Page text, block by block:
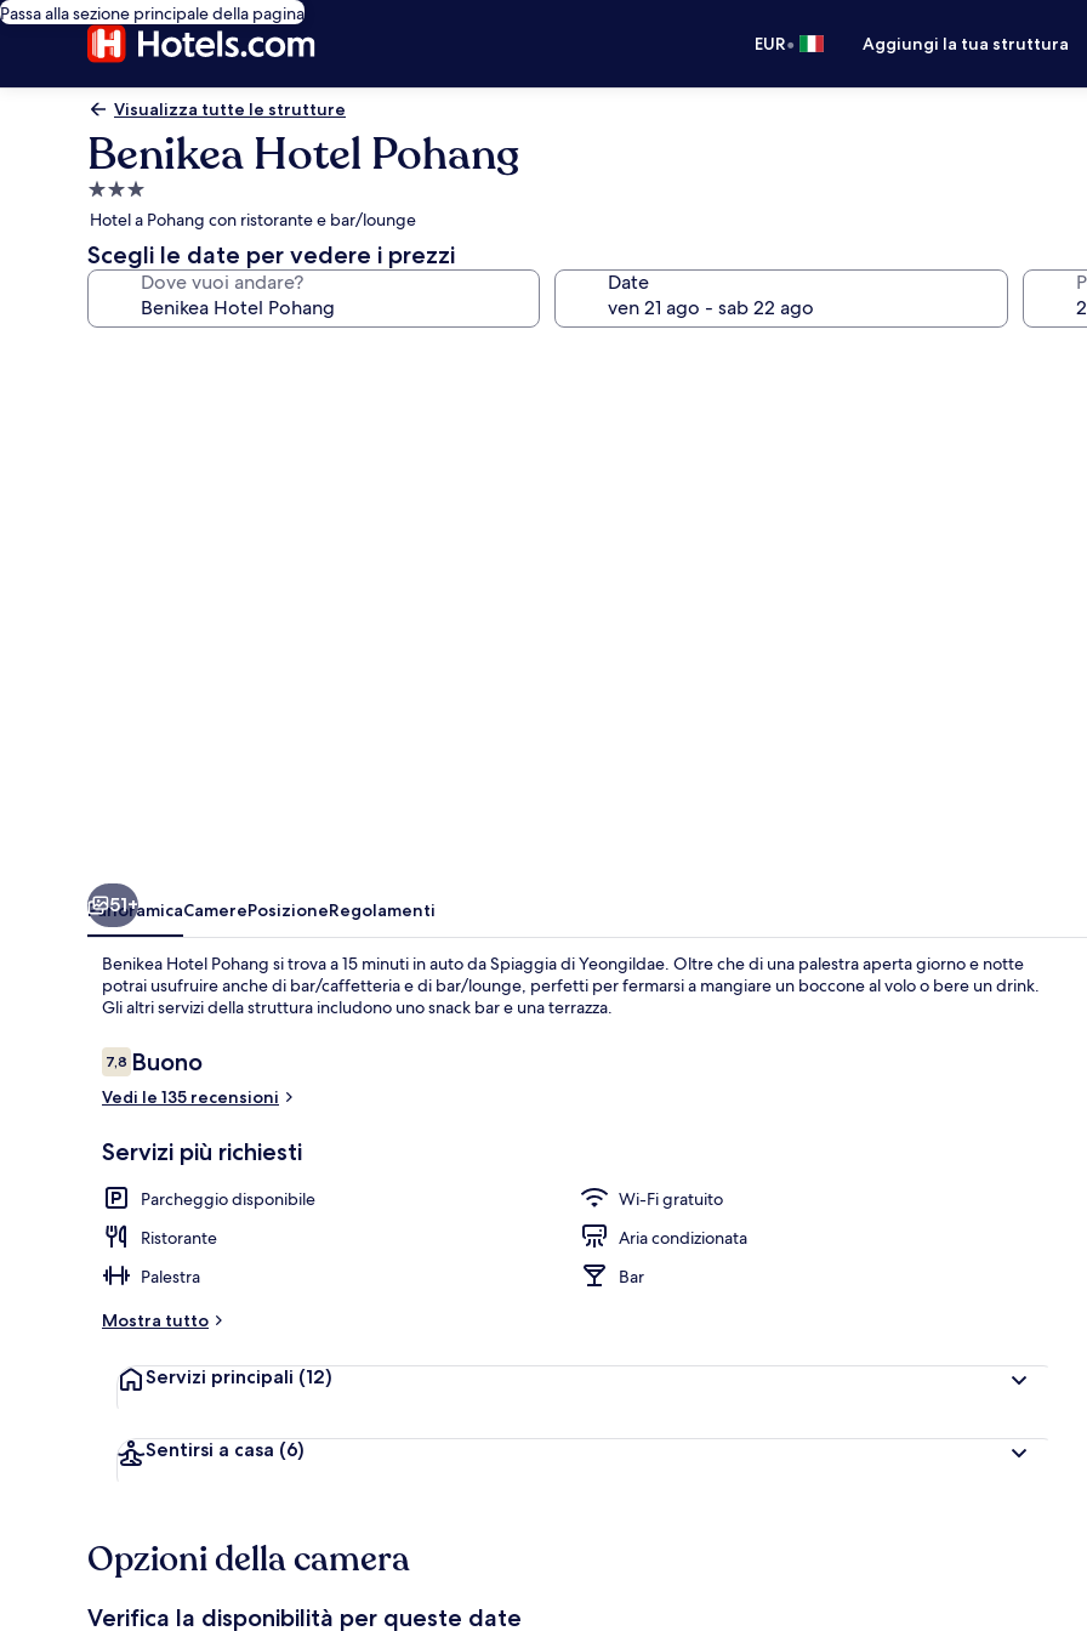
Passa alla sezione principale della pagina
EUR• Aggiungi la tua struttura
Visualizza tutte le strutture
Benikea Hotel Pohang
Struttura
a
3.0
stelle
Hotel a Pohang con ristorante e bar/lounge
Scegli le date per vedere i prezzi
Dove vuoi andare? Date
51+
PanoramicaCamerePosizioneRegolamenti
Benikea Hotel Pohang si trova a 15 minuti in auto da Spiaggia di Yeongildae. Oltre che di una palestra aperta giorno e notte
potrai usufruire anche di bar/caffetteria e di bar/lounge, perfetti per fermarsi a mangiare un boccone al volo o bere un drink.
Gli altri servizi della struttura includono uno snack bar e una terrazza.
Recensioni
7,87,8 su 10
Buono
Vedi le 135 recensioni
Servizi più richiesti
Parcheggio disponibile
Wi-Fi gratuito
Ristorante
Aria condizionata
Palestra
Bar
Mostra tutto
Servizi principali (12)
Sentirsi a casa (6)
Opzioni della camera
Verifica la disponibilità per queste date